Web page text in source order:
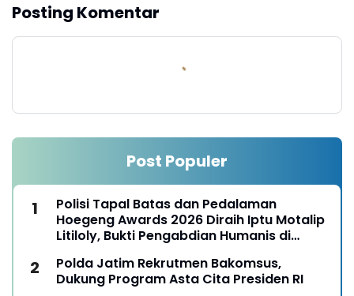
Posting Komentar
Post Populer
Polisi Tapal Batas dan Pedalaman
Hoegeng Awards 2026 Diraih Iptu Motalip
Litiloly, Bukti Pengabdian Humanis di
Polda Jatim Rekrutmen Bakomsus,
Dukung Program Asta Cita Presiden RI